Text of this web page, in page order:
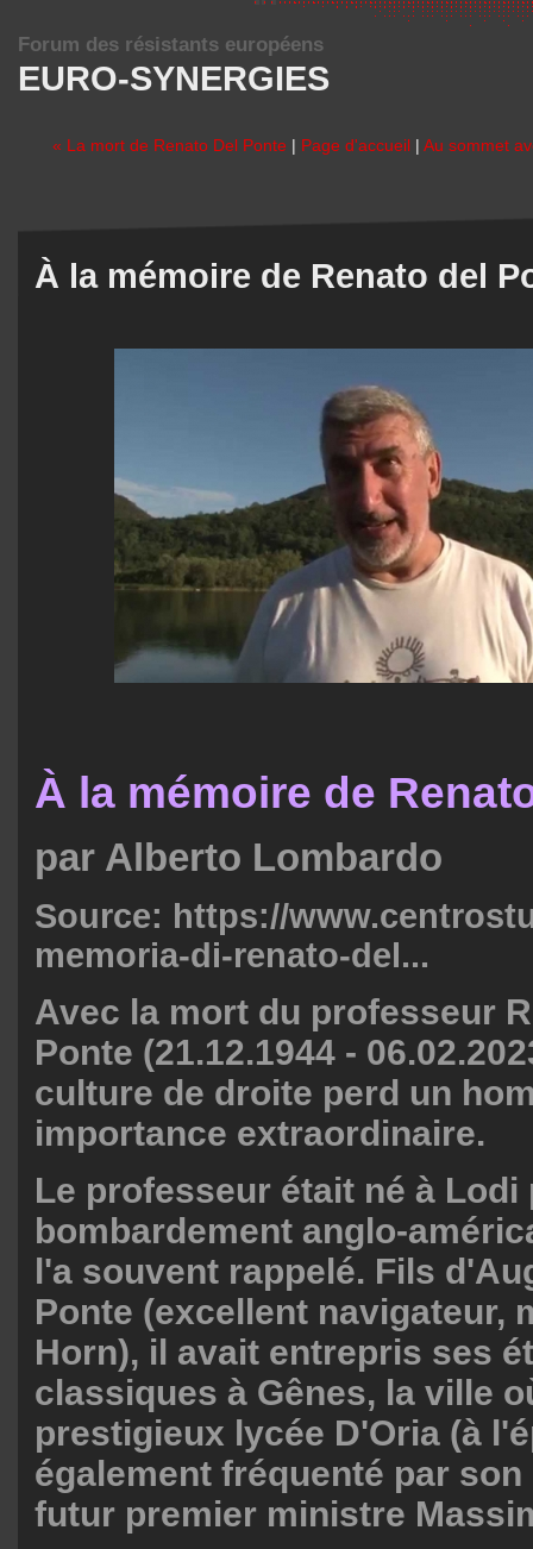
EURO-SYNERGIES
Forum des résistants européens
« La mort de Renato Del Ponte | Page d'accueil | Au sommet
À la mémoire de Renato del
À la mémoire de
par Alberto Lombardo
Source: https://
memoria-di-renato-del...
Avec la mort du professeur
Ponte (21.12.1944 -
culture de droite perd un
importance extraordinaire.
Le professeur était né à Lodi
bombardement anglo-
l'a souvent rappelé. Fils
Ponte (excellent navigateur,
Horn), il avait entrepris ses
classiques à Gênes, la ville
prestigieux lycée D'Oria (à
également fréquenté par
futur premier ministre